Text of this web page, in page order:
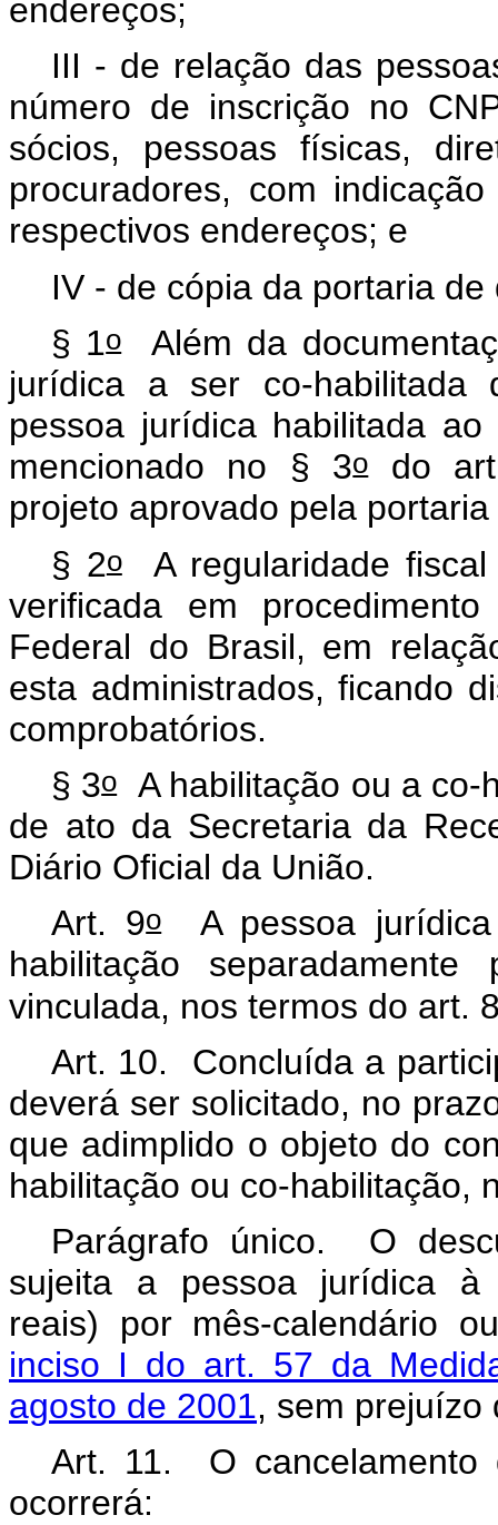
endereços;
III - de relação das
número de inscrição no
sócios, pessoas físicas,
procuradores, com
respectivos endereços; e
IV - de cópia da portaria
§ 1oAlém da
jurídica a ser co-habilitada
pessoa jurídica habilitada
mencionado no § 3odo
projeto aprovado pela
§ 2oA regularidade fiscal
verificada em
Federal do Brasil, em
esta administrados, ficando
comprobatórios.
§ 3oA habilitação ou a co-
de ato da Secretaria da
Diário Oficial da União.
Art. 9oA pessoa jurídica
habilitação
vinculada, nos termos do art.
Art. 10. Concluída a
deverá ser solicitado, no
que adimplido o objeto do
habilitação ou co-habilitação,
Parágrafo único. O
sujeita a pessoa jurídica
reais) por mês-calendário
inciso I do art. 57 da
agosto de 2001, sem
Art. 11. O cancelamento
ocorrerá: